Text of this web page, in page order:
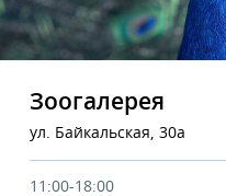
Зоогалерея
ул. Байкальская, 30а
11:00-18:00